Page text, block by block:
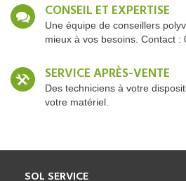
CONSEIL ET EXPERTISE
Une équipe de conseillers
mieux à vos besoins. Contact :
SERVICE APRÈS-VENTE
Des techniciens à votre
votre matériel.
SOL SERVICE